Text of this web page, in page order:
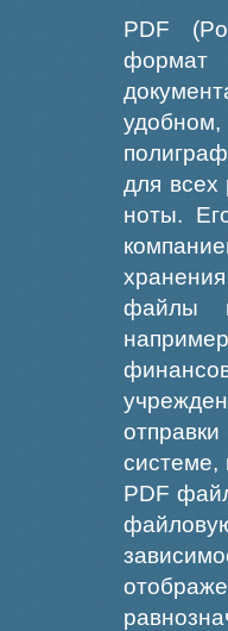
PDF
формат
для всех
ноты.
файлы
системе,
PDF